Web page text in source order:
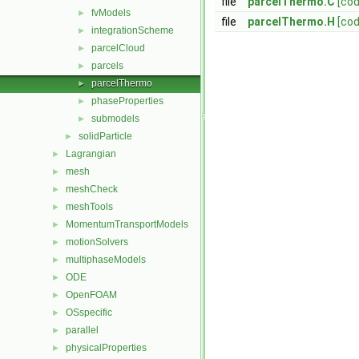
► fvModels
► integrationScheme
► parcelCloud
► parcels
► parcelThermo
► phaseProperties
► submodels
► solidParticle
► Lagrangian
► mesh
► meshCheck
► meshTools
► MomentumTransportModels
► motionSolvers
► multiphaseModels
► ODE
► OpenFOAM
► OSspecific
► parallel
► physicalProperties
file
parcelThermo.H